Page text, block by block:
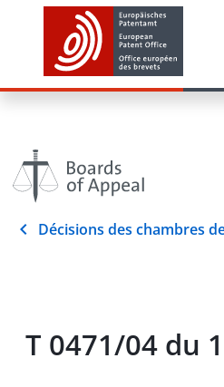
Décisions des chambres
T 0471/04 du